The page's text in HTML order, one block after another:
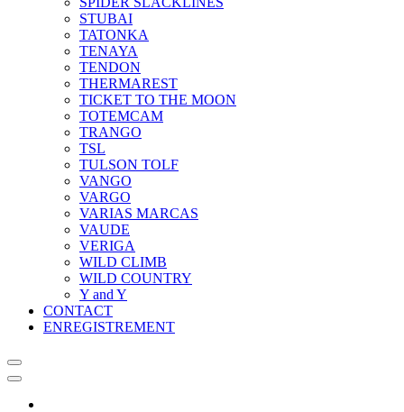
STUBAI
TATONKA
TENAYA
TENDON
THERMAREST
TICKET TO THE MOON
TOTEMCAM
TRANGO
TSL
TULSON TOLF
VANGO
VARGO
VARIAS MARCAS
VAUDE
VERIGA
WILD CLIMB
WILD COUNTRY
Y and Y
CONTACT
ENREGISTREMENT